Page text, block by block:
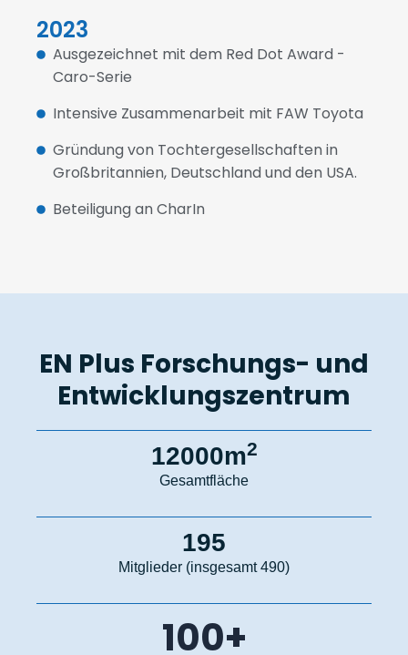
2023
Ausgezeichnet mit dem Red Dot Award -
Caro-Serie
Intensive Zusammenarbeit mit FAW Toyota
Gründung von Tochtergesellschaften in
Großbritannien, Deutschland und den USA.
Beteiligung an CharIn
EN Plus Forschungs- und
Entwicklungszentrum
12000m2
Gesamtfläche
195
Mitglieder (insgesamt 490)
100+